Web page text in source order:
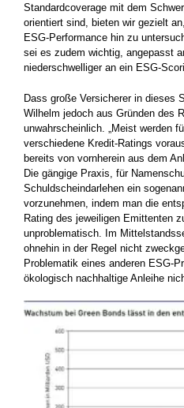
Standardcoverage mit dem
orientiert sind, bieten wir gezielt
ESG-Performance hin zu
sei es zudem wichtig, angepasst
niederschwelliger an ein ESG-
Dass große Versicherer in dieses
Wilhelm jedoch aus Gründen des
unwahrscheinlich. „Meist werden
verschiedene Kredit-Ratings
bereits von vornherein aus dem
Die gängige Praxis, für
Schuldscheindarlehen ein
vorzunehmen, indem man die
Rating des jeweiligen Emittenten
unproblematisch. Im
ohnehin in der Regel nicht
Problematik eines anderen ESG-
ökologisch nachhaltige Anleihe